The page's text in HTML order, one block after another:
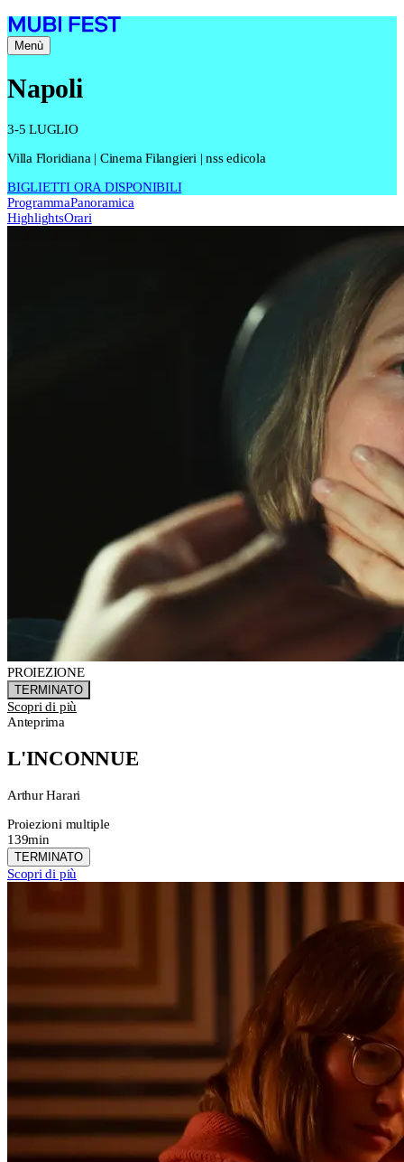
Menù
Napoli
3-5 LUGLIO
Villa Floridiana | Cinema Filangieri | nss edicola
BIGLIETTI ORA DISPONIBILI
ProgrammaPanoramica
HighlightsOrari
PROIEZIONE
TERMINATO
Scopri di più
Anteprima
L'INCONNUE
Arthur Harari
Proiezioni multiple
139min
TERMINATO
Scopri di più